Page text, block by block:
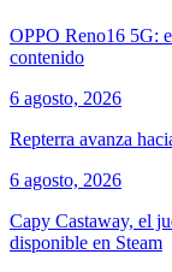
OPPO Reno16 5G:
contenido
6 agosto, 2026
Repterra avanza
6 agosto, 2026
Capy Castaway, el
disponible en Steam